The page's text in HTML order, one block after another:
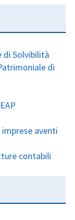
di Solvibilità
di
imprese aventi
contabili